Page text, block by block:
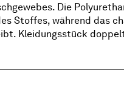
Die
Stoffes, während das
Kleidungsstück